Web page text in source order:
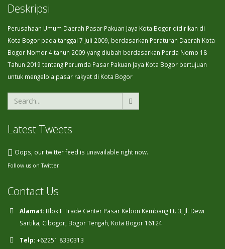
Deskripsi
Perusahaan Umum Daerah Pasar Pakuan Jaya Kota Bogor didirikan di
Kota Bogor pada tanggal 7 Juli 2009, berdasarkan Peraturan Daerah Kota
Bogor Nomor 4 tahun 2009 yang diubah berdasarkan Perda Nomo 18
Tahun 2019 tentang Perumda Pasar Pakuan Jaya Kota Bogor bertujuan
untuk mengelola pasar rakyat di Kota Bogor
Latest Tweets
Oops, our twitter feed is unavailable right now.
Follow us on Twitter
Contact Us
Alamat: Blok F Trade Center Pasar Kebon Kembang Lt. 3, Jl. Dewi
Sartika, Cibogor, Bogor Tengah, Kota Bogor 16124
Telp:+62251 8330313